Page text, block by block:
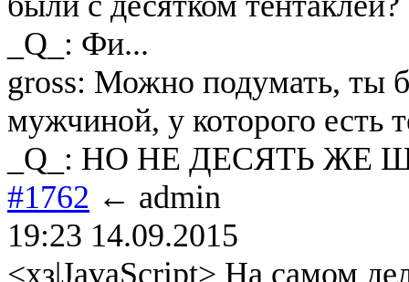
_Q_: Фи...
gross: Можно подумать, ты
мужчиной, у которого есть
_Q_: НО НЕ ДЕСЯТЬ ЖЕ
#1762 ← admin
19:23 14.09.2015
<хз|JavaScript> На самом